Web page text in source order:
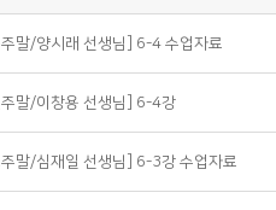
말/양시래 선생님] 6-4 수업자료
말/이창용 선생님] 6-4강
말/심재일 선생님] 6-3강 수업자료